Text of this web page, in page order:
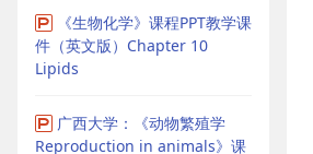
《生物化学》课程PPT教学课
件（英文版）Chapter 10
Lipids
广西大学：《动物繁殖学
Reproduction in animals》课